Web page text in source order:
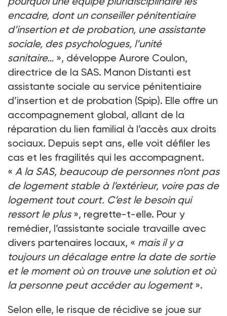
encadre, dont un conseiller pénitentiaire
d’insertion et de probation, une assistante
sociale, des psychologues, l’unité
sanitaire… », développe Aurore Coulon,
directrice de la SAS. Manon Distanti est
assistante sociale au service pénitentiaire
d’insertion et de probation (Spip). Elle offre un
accompagnement global, allant de la
réparation du lien familial à l’accès aux droits
sociaux. Depuis sept ans, elle voit défiler les
cas et les fragilités qui les accompagnent.
« A la SAS, beaucoup de personnes n’ont pas
de logement stable à l’extérieur, voire pas de
logement tout court. C’est le besoin qui
ressort le plus», regrette-t-elle. Pour y
remédier, l’assistante sociale travaille avec
divers partenaires locaux, « mais il y a
toujours un décalage entre la date de sortie
et le moment où on trouve une solution et où
la personne peut accéder au logement».
Selon elle, le risque de récidive se joue sur